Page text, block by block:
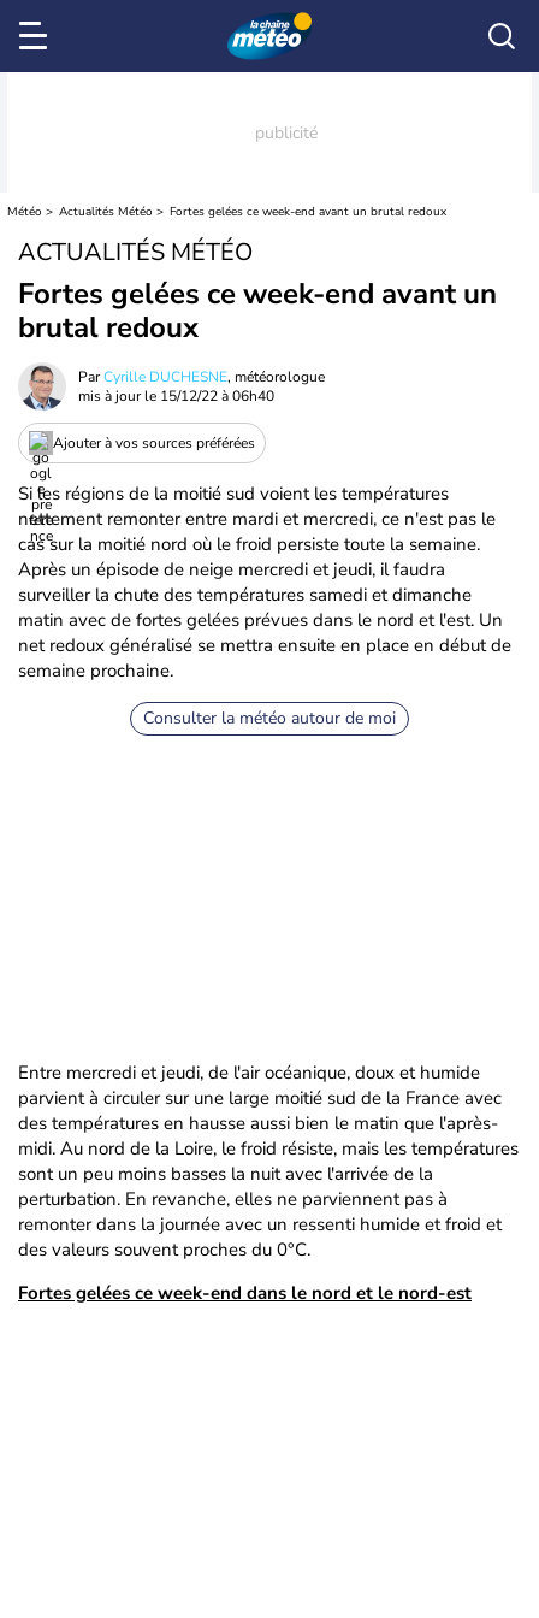
Météo Actualités Météo Fortes gelées ce week-end avant un brutal redoux
ACTUALITÉS MÉTÉO
Fortes gelées ce week-end avant un
brutal redoux
ParCyrille DUCHESNE, météorologue
mis à jour le 15/12/22 à 06h40
Ajouter à vos sources préférées
Si les régions de la moitié sud voient les températures
nettement remonter entre mardi et mercredi, ce n'est pas le
cas sur la moitié nord où le froid persiste toute la semaine.
Après un épisode de neige mercredi et jeudi, il faudra
surveiller la chute des températures samedi et dimanche
matin avec de fortes gelées prévues dans le nord et l'est. Un
net redoux généralisé se mettra ensuite en place en début de
semaine prochaine.
Consulter la météo autour de moi
Entre mercredi et jeudi, de l'air océanique, doux et humide
parvient à circuler sur une large moitié sud de la France avec
des températures en hausse aussi bien le matin que l'après-
midi. Au nord de la Loire, le froid résiste, mais les températures
sont un peu moins basses la nuit avec l'arrivée de la
perturbation. En revanche, elles ne parviennent pas à
remonter dans la journée avec un ressenti humide et froid et
des valeurs souvent proches du 0°C.
Fortes gelées ce week-end dans le nord et le nord-est